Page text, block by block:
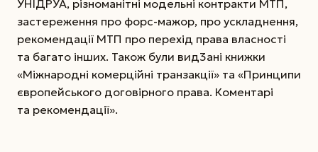
УНІДРУА, різноманітні модельні кон­тракти МТП,
застереження про форс-мажор, про ускладнення,
рекомендації МТП про перехід права власності
та багато інших. Також були вид3ані книжки
«Міжнародні комерційні транз­акції» та «Принципи
європейського договірного права. Коментарі
та рекомендації».